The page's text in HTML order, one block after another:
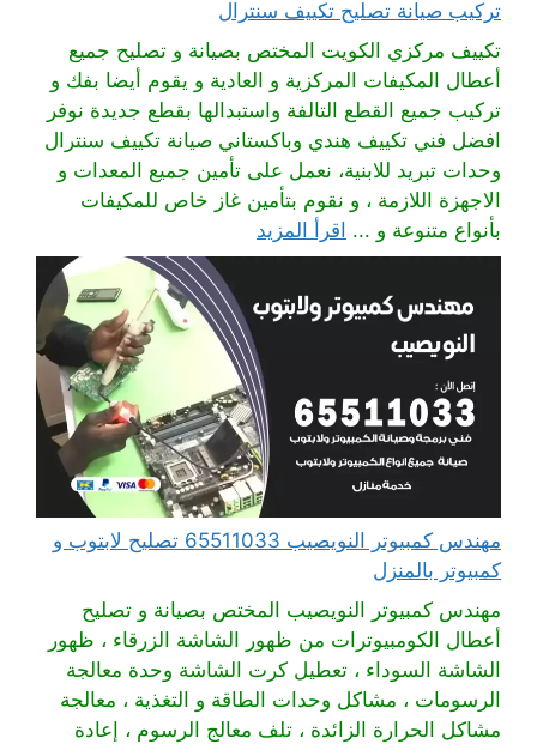
تركيب صيانة تصليح تكييف سنترال
تكييف مركزي الكويت المختص بصيانة و تصليح جميع
أعطال المكيفات المركزية و العادية و يقوم أيضا بفك و
تركيب جميع القطع التالفة واستبدالها بقطع جديدة نوفر
افضل فني تكييف هندي وباكستاني صيانة تكييف سنترال
وحدات تبريد للابنية، نعمل على تأمين جميع المعدات و
الاجهزة اللازمة ، و نقوم بتأمين غاز خاص للمكيفات
بأنواع متنوعة و ... اقرأ المزيد
مهندس كمبيوتر النويصيب 65511033 تصليح لابتوب و
كمبيوتر بالمنزل
مهندس كمبيوتر النويصيب المختص بصيانة و تصليح
أعطال الكومبيوترات من ظهور الشاشة الزرقاء ، ظهور
الشاشة السوداء ، تعطيل كرت الشاشة وحدة معالجة
الرسومات ، مشاكل وحدات الطاقة و التغذية ، معالجة
مشاكل الحرارة الزائدة ، تلف معالج الرسوم ، إعادة